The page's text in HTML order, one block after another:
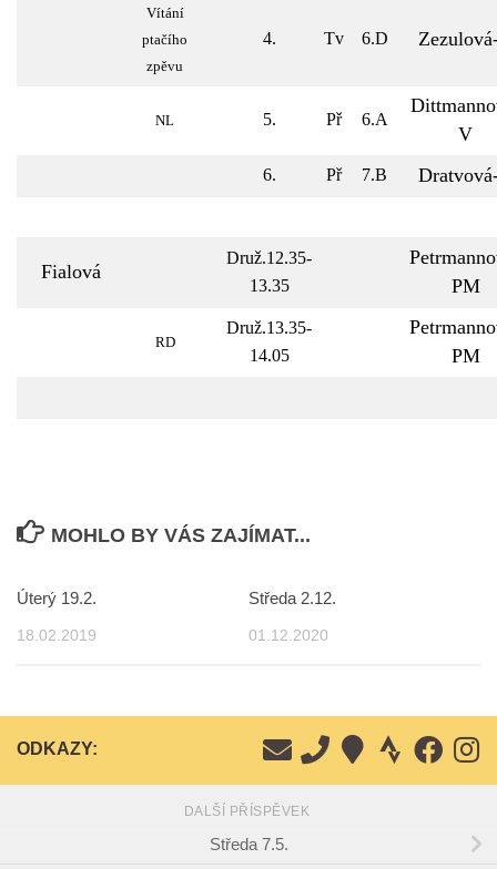
Vítání
ptačího
zpěvu
4. Tv 6.D
NL 5. Př 6.A
V
6. Př 7.B
Fialová
Druž.12.35-
13.35
PM
RD
Druž.13.35-
14.05
PM
MOHLO BY VÁS ZAJÍMAT...
Úterý 19.2.
18.02.2019
Středa 2.12.
01.12.2020
ODKAZY:
DALŠÍ PŘÍSPĚVEK
Středa 7.5.